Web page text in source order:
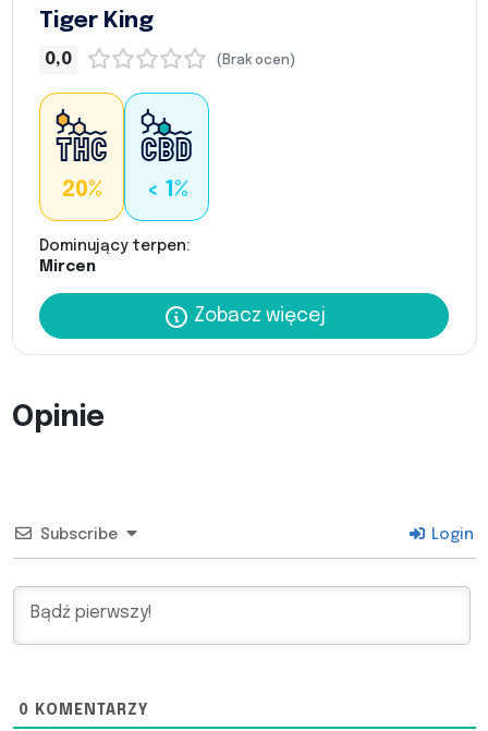
Tiger King
0,0 (Brak ocen)
20% < 1%
Dominujący terpen:
Mircen
Zobacz więcej
Opinie
Subscribe Login
0 KOMENTARZY